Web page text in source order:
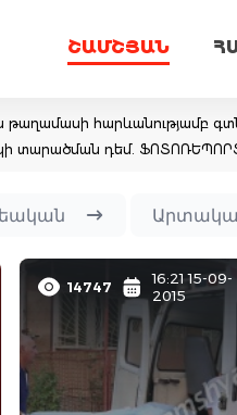
ՇԱՄՇՅԱՆ
թաղամասի հարևանությամբ
տարածման դեմ.
14747
16:21 15-09-
2015